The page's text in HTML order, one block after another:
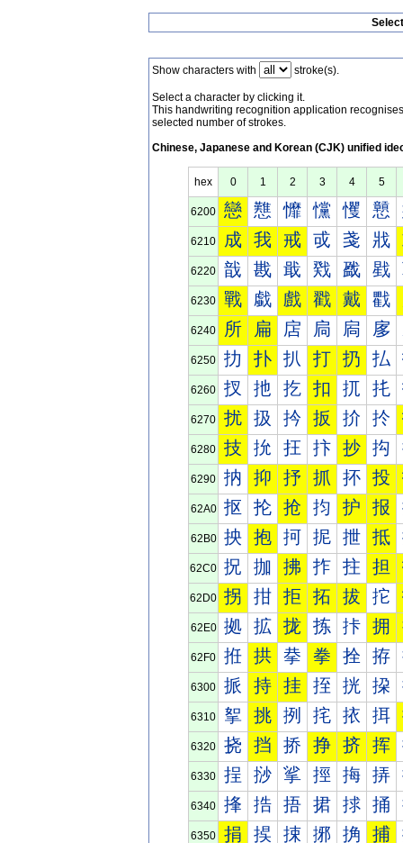
Show characters with stroke(s).
Select a character by clicking it.
This handwriting recognition application
selected number of strokes.
Chinese, Japanese and Korean (CJK) unified
hex 0 1 2 3 4 5
6200 戀 戁 戂 戃 戄 戅
6210 成 我 戒 戓 戔 戕
6220 戠 戡 戢 戣 戤 戥
6230 戰 戱 戲 戳 戴 戵
6240 所 扁 扂 扃 扄 扅
6250 扐 扑 扒 打 扔 払
6260 扠 扡 扢 扣 扤 扥
6270 扰 扱 扲 扳 扴 扵
6280 技 抁 抂 抃 抄 抅
6290 抐 抑 抒 抓 抔 投
62A0 抠 抡 抢 抣 护 报
62B0 抰 抱 抲 抳 抴 抵
62C0 拀 拁 拂 拃 拄 担
62D0 拐 拑 拒 拓 拔 拕
62E0 拠 拡 拢 拣 拤 拥
62F0 拰 拱 拲 拳 拴 拵
6300 挀 持 挂 挃 挄 挅
6310 挐 挑 挒 挓 挔 挕
6320 挠 挡 挢 挣 挤 挥
6330 挰 挱 挲 挳 挴 挵
6340 捀 捁 捂 捃 捄 捅
6350 捐 捑 捒 捓 捔 捕